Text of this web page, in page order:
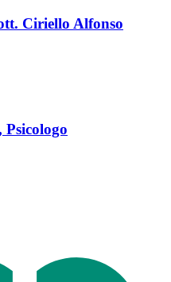
Ciriello Alfonso
Psicologo